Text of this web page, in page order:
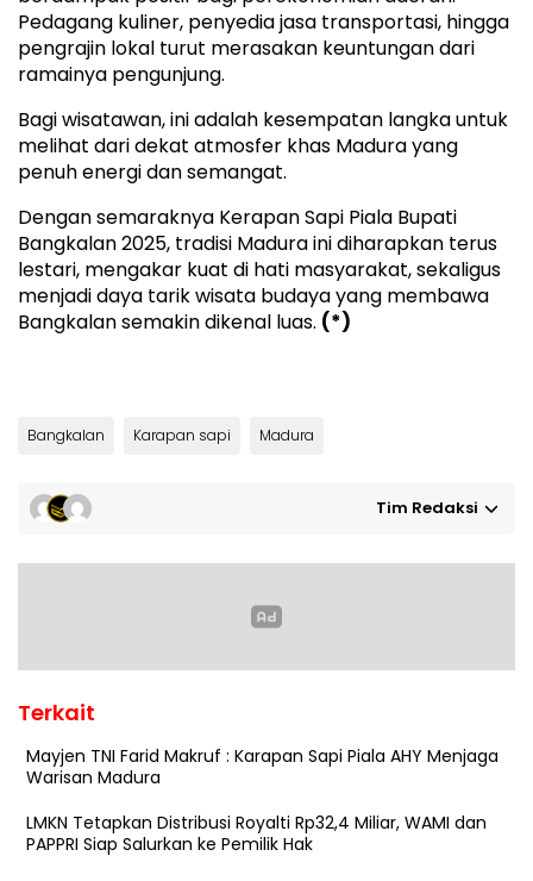
Pedagang kuliner, penyedia jasa transportasi, hingga
pengrajin lokal turut merasakan keuntungan dari
ramainya pengunjung.
Bagi wisatawan, ini adalah kesempatan langka untuk
melihat dari dekat atmosfer khas Madura yang
penuh energi dan semangat.
Dengan semaraknya Kerapan Sapi Piala Bupati
Bangkalan 2025, tradisi Madura ini diharapkan terus
lestari, mengakar kuat di hati masyarakat, sekaligus
menjadi daya tarik wisata budaya yang membawa
Bangkalan semakin dikenal luas. (*)
Bangkalan Karapan sapi Madura
Tim Redaksi
Terkait
Mayjen TNI Farid Makruf : Karapan Sapi Piala AHY Menjaga
Warisan Madura
LMKN Tetapkan Distribusi Royalti Rp32,4 Miliar, WAMI dan
PAPPRI Siap Salurkan ke Pemilik Hak